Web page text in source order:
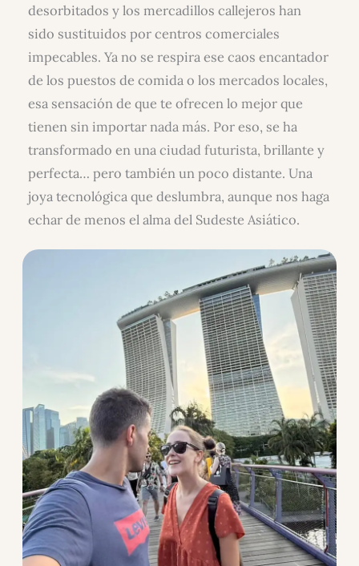
desorbitados y los mercadillos callejeros han
sido sustituidos por centros comerciales
impecables. Ya no se respira ese caos encantador
de los puestos de comida o los mercados locales,
esa sensación de que te ofrecen lo mejor que
tienen sin importar nada más. Por eso, se ha
transformado en una ciudad futurista, brillante y
perfecta… pero también un poco distante. Una
joya tecnológica que deslumbra, aunque nos haga
echar de menos el alma del Sudeste Asiático.